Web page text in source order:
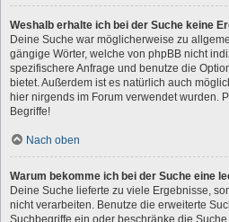
Weshalb erhalte ich bei der Suche keine
Deine Suche war möglicherweise zu
gängige Wörter, welche von phpBB nicht
spezifischere Anfrage und benutze die
bietet. Außerdem ist es natürlich auch
hier nirgends im Forum verwendet wurden.
Begriffe!
Nach oben
Warum bekomme ich bei der Suche eine
Deine Suche lieferte zu viele Ergebnisse,
nicht verarbeiten. Benutze die erweiterte
Suchbegriffe ein oder beschränke die